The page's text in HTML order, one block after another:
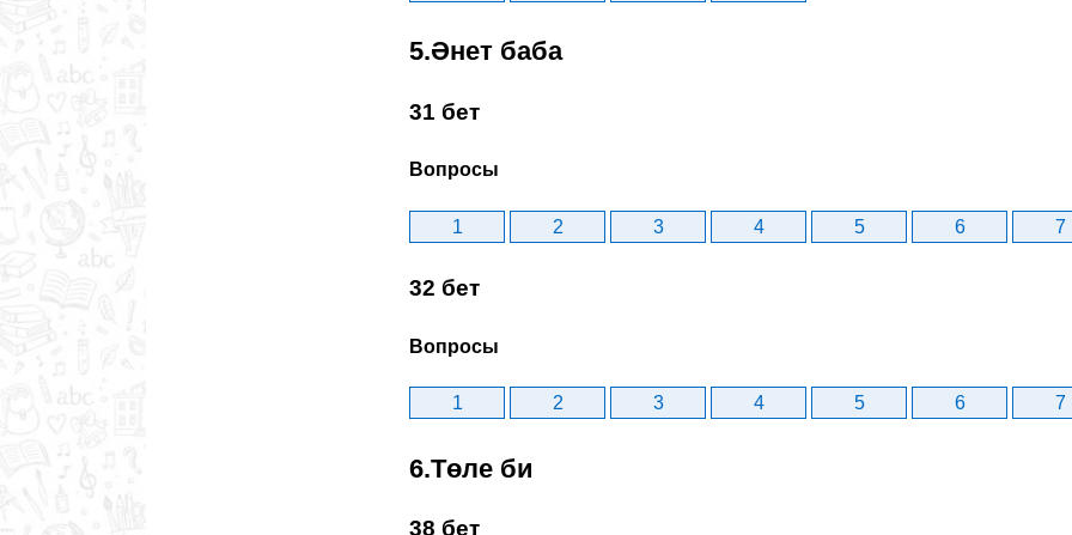
5.Әнет баба
31 бет
Вопросы
1 2 3 4 5 6 7
32 бет
Вопросы
1 2 3 4 5 6 7
6.Төле би
38 бет